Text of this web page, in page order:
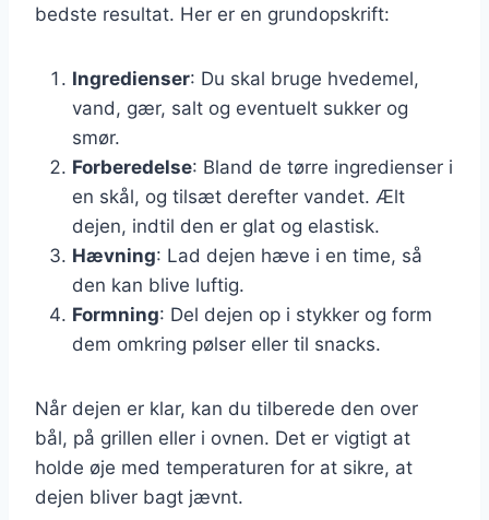
bedste resultat. Her er en grundopskrift:
Ingredienser: Du skal bruge hvedemel,
vand, gær, salt og eventuelt sukker og
smør.
Forberedelse: Bland de tørre ingredienser i
en skål, og tilsæt derefter vandet. Ælt
dejen, indtil den er glat og elastisk.
Hævning: Lad dejen hæve i en time, så
den kan blive luftig.
Formning: Del dejen op i stykker og form
dem omkring pølser eller til snacks.
Når dejen er klar, kan du tilberede den over
bål, på grillen eller i ovnen. Det er vigtigt at
holde øje med temperaturen for at sikre, at
dejen bliver bagt jævnt.